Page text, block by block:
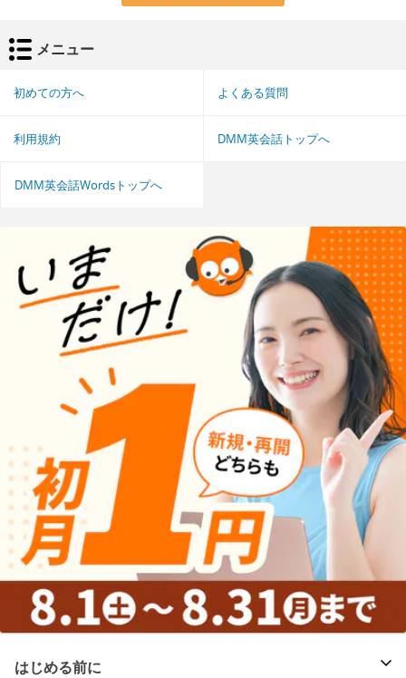
メニュー
初めての方へ よくある質問
利用規約 DMM英会話トップへ
DMM英会話Wordsトップへ
はじめる前に